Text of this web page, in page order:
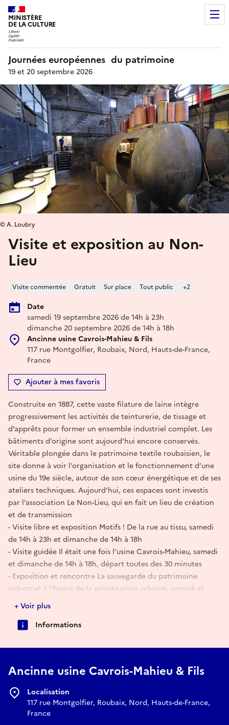
MINISTÈRE
DE LA CULTURE
Journées européennes du patrimoine
19 et 20 septembre 2026
Visite et exposition au Non-
Lieu
Visite commentée Gratuit Sur place Tout public +2
Date
samedi 19 septembre 2026 de 14h à 23h
dimanche 20 septembre 2026 de 14h à 18h
Ancinne usine Cavrois-Mahieu & Fils
117 rue Montgolfier, Roubaix, Nord, Hauts-de-France,
France
Ajouter à mes favoris
© A. Loubry
Construite en 1887, cette vaste filature de laine intègre
progressivement les activités de teinturerie, de tissage et
d’apprêts pour former un ensemble industriel complet. Les
bâtiments d’origine sont aujourd’hui encore conservés.
Véritable plongée dans le patrimoine textile roubaisien, le
site donne à voir l’organisation et le fonctionnement d’une
usine du 19e siècle, autour de son cœur énergétique et de ses
ateliers techniques. Aujourd’hui, ces espaces sont investis
par l’association Le Non-Lieu, qui en fait un lieu de création
et de transmission
- Visite libre et exposition Motifs ! De la rue au tissu, samedi
de 14h à 23h et dimanche de 14h à 18h
- Visite guidée Il était une fois l’usine Cavrois-Mahieu, samedi
et dimanche de 14h à 18h, départ toutes des 30 minutes
- Exposition et rencontre La sauvegarde du patrimoine
industriel à l’heure de la privatisation urbaine, samedi et
dimanche en continu
- Table ronde sur le thème du patrimoine en danger, samedi
à 16h
E-mail
contact@non-lieu.fr
+ Voir plus
Informations
Ancinne usine Cavrois-Mahieu & Fils
Localisation
117 rue Montgolfier, Roubaix, Nord, Hauts-de-France,
France